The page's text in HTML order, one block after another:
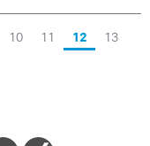
10 11 12 13